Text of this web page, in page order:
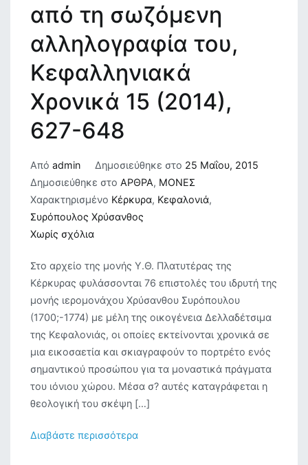
από τη σωζόμενη
αλληλογραφία του,
Κεφαλληνιακά
Χρονικά 15 (2014),
627-648
Από admin Δημοσιεύθηκε στο 25 Μαΐου, 2015
Δημοσιεύθηκε στο ΑΡΘΡΑ, ΜΟΝΕΣ
Χαρακτηρισμένο Κέρκυρα, Κεφαλονιά,
Συρόπουλος Χρύσανθος
Χωρίς σχόλιαστο
ιερομόναχος
Χρύσανθος
Συρόπουλος
και
η
Κεφαλονιά.
Μαρτυρίες
από
τη
αλληλογραφία
Στο αρχείο της μονής Υ.Θ. Πλατυτέρας της
Κέρκυρας φυλάσσονται 76 επιστολές του ιδρυτή της
μονής ιερομονάχου Χρύσανθου Συρόπουλου
(1700;-1774) με μέλη της οικογένεια Δελλαδέτσιμα
της Κεφαλονιάς, οι οποίες εκτείνονται χρονικά σε
μια εικοσαετία και σκιαγραφούν το πορτρέτο ενός
σημαντικού προσώπου για τα μοναστικά πράγματα
του ιόνιου χώρου. Μέσα σ? αυτές καταγράφεται η
θεολογική του σκέψη […]
Διαβάστε περισσότερα